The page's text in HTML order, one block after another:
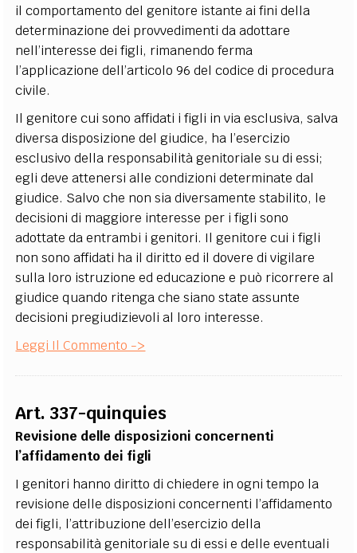
il comportamento del genitore istante ai fini della
determinazione dei provvedimenti da adottare
nell’interesse dei figli, rimanendo ferma
l’applicazione dell’articolo 96 del codice di procedura
civile.
Il genitore cui sono affidati i figli in via esclusiva, salva
diversa disposizione del giudice, ha l’esercizio
esclusivo della responsabilità genitoriale su di essi;
egli deve attenersi alle condizioni determinate dal
giudice. Salvo che non sia diversamente stabilito, le
decisioni di maggiore interesse per i figli sono
adottate da entrambi i genitori. Il genitore cui i figli
non sono affidati ha il diritto ed il dovere di vigilare
sulla loro istruzione ed educazione e può ricorrere al
giudice quando ritenga che siano state assunte
decisioni pregiudizievoli al loro interesse.
Leggi Il Commento ->
Art. 337-quinquies
Revisione delle disposizioni concernenti
l’affidamento dei figli
I genitori hanno diritto di chiedere in ogni tempo la
revisione delle disposizioni concernenti l’affidamento
dei figli, l’attribuzione dell’esercizio della
responsabilità genitoriale su di essi e delle eventuali